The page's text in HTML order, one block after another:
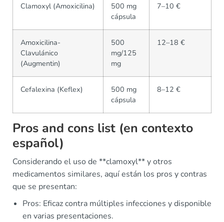
Clamoxyl (Amoxicilina)
500 mg
cápsula
7–10 €
Amoxicilina-
Clavulánico
(Augmentin)
500
mg/125
mg
12–18 €
Cefalexina (Keflex)
500 mg
cápsula
8–12 €
Pros and cons list (en contexto
español)
Considerando el uso de **clamoxyl** y otros
medicamentos similares, aquí están los pros y contras
que se presentan:
Pros: Eficaz contra múltiples infecciones y disponible
en varias presentaciones.